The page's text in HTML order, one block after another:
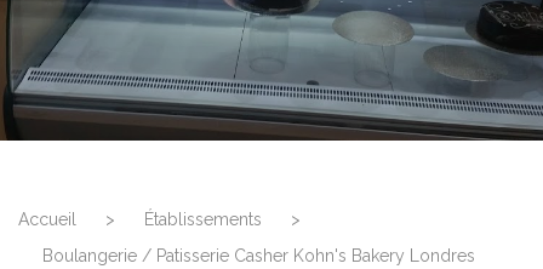
Accueil > Établissements
>
Boulangerie / Patisserie Casher Kohn's Bakery Londres